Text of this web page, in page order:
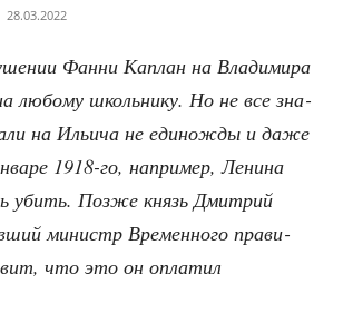
28.03.2022
Фан­ни Кап­лан на Вла­ди­ми­ра
любо­му школь­ни­ку. Но не все зна­
на Ильи­ча не еди­но­жды и даже
1918-го, напри­мер, Лени­на
убить. Поз­же князь Дмит­рий
министр Вре­мен­но­го пра­ви­
что это он опла­тил